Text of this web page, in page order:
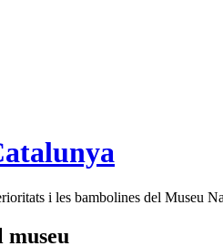
i les bambolines del Museu
museu